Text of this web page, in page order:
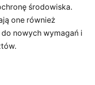
środowiska.
one również
nowych wymagań i